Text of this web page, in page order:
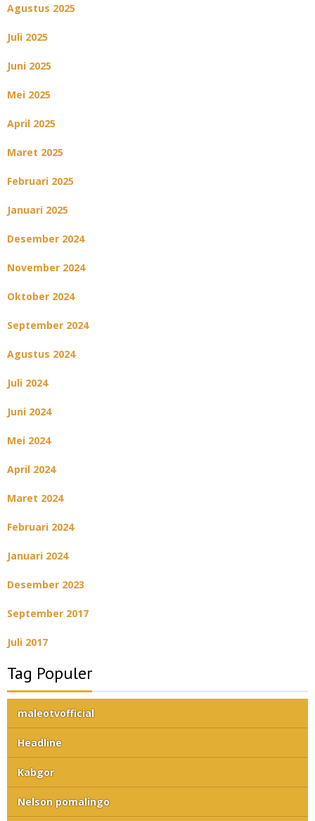
Agustus 2025
Juli 2025
Juni 2025
Mei 2025
April 2025
Maret 2025
Februari 2025
Januari 2025
Desember 2024
November 2024
Oktober 2024
September 2024
Agustus 2024
Juli 2024
Juni 2024
Mei 2024
April 2024
Maret 2024
Februari 2024
Januari 2024
Desember 2023
September 2017
Juli 2017
Tag Populer
maleotvofficial
Headline
Kabgor
Nelson pomalingo